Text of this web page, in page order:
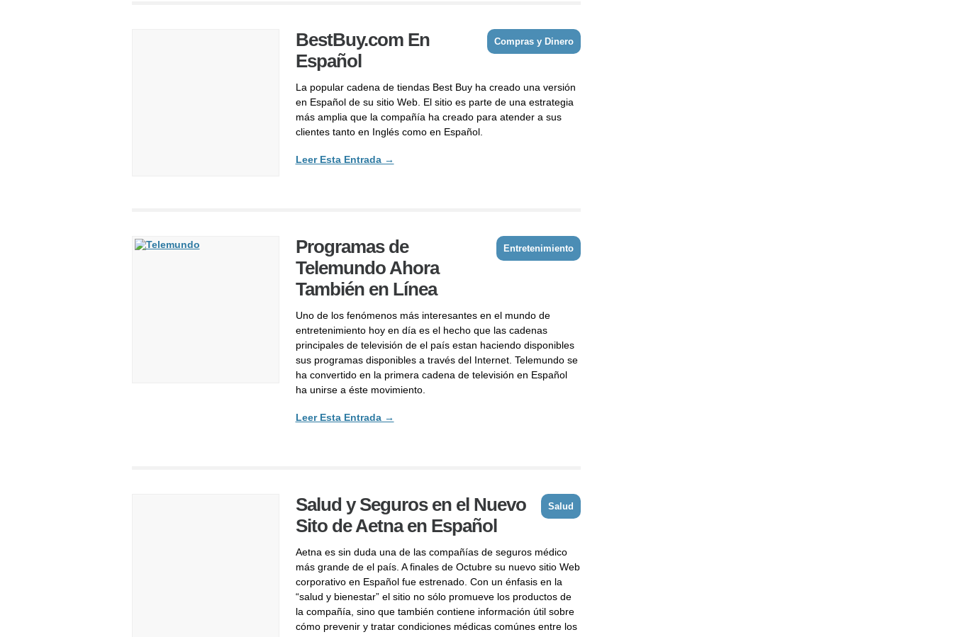
Compras y Dinero
BestBuy.com En
Español
La popular cadena de tiendas Best Buy ha creado una versión
en Español de su sitio Web. El sitio es parte de una estrategia
más amplia que la compañía ha creado para atender a sus
clientes tanto en Inglés como en Español.
Leer Esta Entrada →
Entretenimiento
Programas de
Telemundo Ahora
También en Línea
Uno de los fenómenos más interesantes en el mundo de
entretenimiento hoy en día es el hecho que las cadenas
principales de televisión de el país estan haciendo disponibles
sus programas disponibles a través del Internet. Telemundo se
ha convertido en la primera cadena de televisión en Español
ha unirse a éste movimiento.
Leer Esta Entrada →
Salud
Salud y Seguros en el Nuevo
Sito de Aetna en Español
Aetna es sin duda una de las compañías de seguros médico
más grande de el país. A finales de Octubre su nuevo sitio Web
corporativo en Español fue estrenado. Con un énfasis en la
“salud y bienestar” el sitio no sólo promueve los productos de
la compañía, sino que también contiene información útil sobre
cómo prevenir y tratar condiciones médicas comúnes entre los